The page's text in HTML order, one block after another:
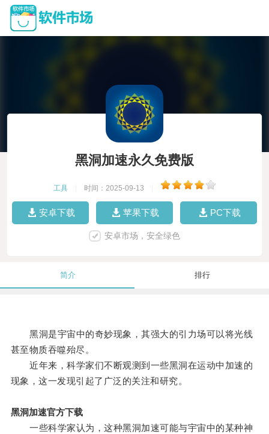
黑洞加速永久免费版
工具 时间：2025-09-13
安卓下载 苹果下载 PC下载
安卓市场，安全绿色
简介 排行
黑洞是宇宙中的奇妙现象，其强大的引力场可以将光线
甚至物质吞噬殆尽。
近年来，科学家们不断观测到一些黑洞在运动中加速的
现象，这一发现引起了广泛的关注和研究。
黑洞加速官方下载
一些科学家认为，这种黑洞加速可能与宇宙中的某种神